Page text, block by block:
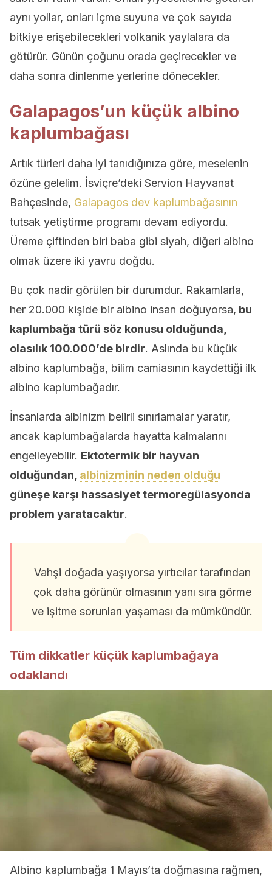
aynı yollar, onları içme suyuna ve çok sayıda
bitkiye erişebilecekleri volkanik yaylalara da
götürür. Günün çoğunu orada geçirecekler ve
daha sonra dinlenme yerlerine dönecekler.
Galapagos’un küçük albino
kaplumbağası
Artık türleri daha iyi tanıdığınıza göre, meselenin
özüne gelelim. İsviçre’deki Servion Hayvanat
Bahçesinde, Galapagos dev kaplumbağasının
tutsak yetiştirme programı devam ediyordu.
Üreme çiftinden biri baba gibi siyah, diğeri albino
olmak üzere iki yavru doğdu.
Bu çok nadir görülen bir durumdur. Rakamlarla,
her 20.000 kişide bir albino insan doğuyorsa, bu
kaplumbağa türü söz konusu olduğunda,
olasılık 100.000’de birdir. Aslında bu küçük
albino kaplumbağa, bilim camiasının kaydettiği ilk
albino kaplumbağadır.
İnsanlarda albinizm belirli sınırlamalar yaratır,
ancak kaplumbağalarda hayatta kalmalarını
engelleyebilir. Ektotermik bir hayvan
olduğundan, albinizminin neden olduğu
güneşe karşı hassasiyet termoregülasyonda
problem yaratacaktır.
Vahşi doğada yaşıyorsa yırtıcılar tarafından
çok daha görünür olmasının yanı sıra görme
ve işitme sorunları yaşaması da mümkündür.
Tüm dikkatler küçük kaplumbağaya
odaklandı
Albino kaplumbağa 1 Mayıs’ta doğmasına rağmen,